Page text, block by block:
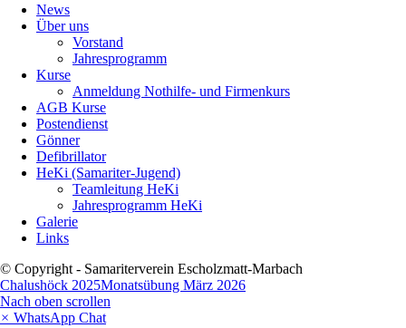
News
Über uns
Vorstand
Jahresprogramm
Kurse
Anmeldung Nothilfe- und Firmenkurs
AGB Kurse
Postendienst
Gönner
Defibrillator
HeKi (Samariter-Jugend)
Teamleitung HeKi
Jahresprogramm HeKi
Galerie
Links
© Copyright - Samariterverein Escholzmatt-Marbach
Chalushöck 2025Monatsübung März 2026
Nach oben scrollen
× WhatsApp Chat